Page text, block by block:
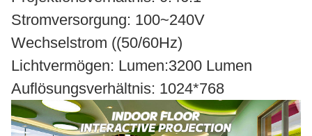
Stromversorgung: 100~240V
Wechselstrom ((50/60Hz)
Lichtvermögen: Lumen:3200 Lumen
Auflösungsverhältnis: 1024*768